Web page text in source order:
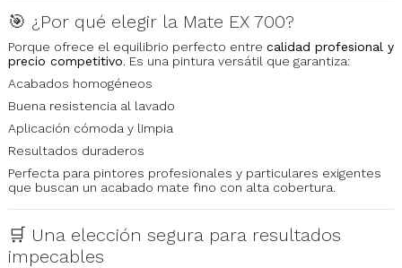
🎯 ¿Por qué elegir la Mate EX 700?
Porque ofrece el equilibrio perfecto entre calidad profesional y
precio competitivo. Es una pintura versátil que garantiza:
Acabados homogéneos
Buena resistencia al lavado
Aplicación cómoda y limpia
Resultados duraderos
Perfecta para pintores profesionales y particulares exigentes
que buscan un acabado mate fino con alta cobertura.
🛒 Una elección segura para resultados
impecables